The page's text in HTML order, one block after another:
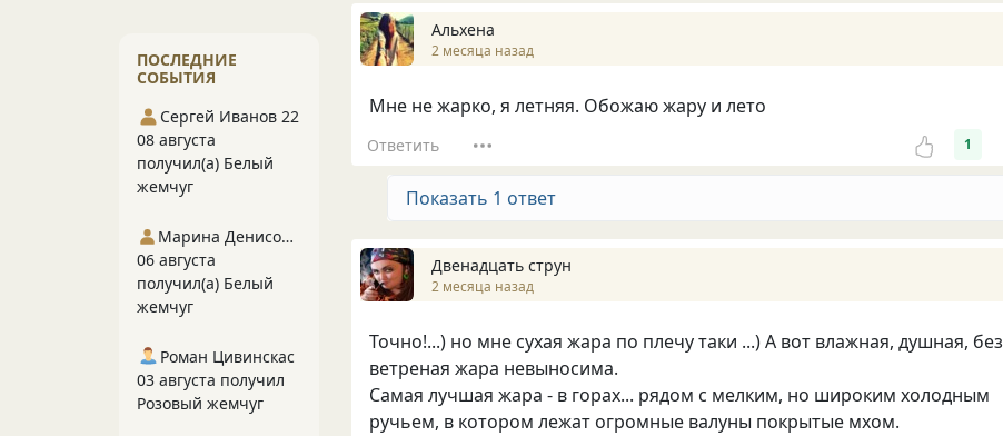
Альхена
2 месяца назад
Мне не жарко, я летняя. Обожаю жару и лето
Ответить 1
Показать 1 ответ
Двенадцать струн
2 месяца назад
Точно!...) но мне сухая жара по плечу таки ...) А вот влажная, душная, без
ветреная жара невыносима.
Самая лучшая жара - в горах... рядом с мелким, но широким холодным
ручьем, в котором лежат огромные валуны покрытые мхом.
ПОСЛЕДНИЕ
СОБЫТИЯ
Сергей Иванов 22
08 августа
получил(а) Белый
жемчуг
Марина Денисова 5
06 августа
получил(а) Белый
жемчуг
Роман Цивинскас
03 августа получил
Розовый жемчуг